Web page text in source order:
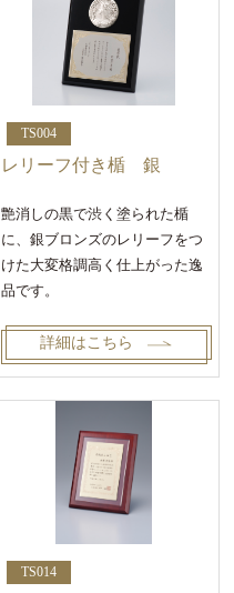
TS004
レリーフ付き楯 銀
艶消しの黒で渋く塗られた楯
に、銀ブロンズのレリーフをつ
けた大変格調高く仕上がった逸
品です。
詳細はこちら
TS014